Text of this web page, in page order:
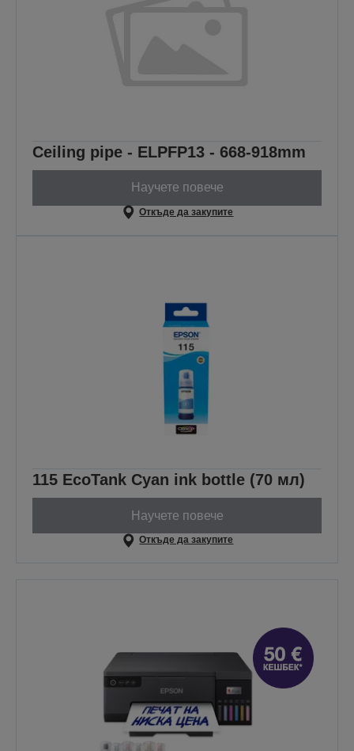
Ceiling pipe - ELPFP13 - 668-918mm
Научете повече
Откъде да закупите
115 EcoTank Cyan ink bottle (70 мл)
Научете повече
Откъде да закупите